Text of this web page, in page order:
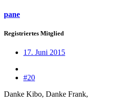
pane
Registriertes Mitglied
17. Juni 2015
#20
Danke Kibo, Danke Frank,